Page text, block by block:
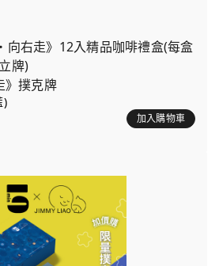
向右走》12入精品咖啡禮盒(每盒
牌)
》撲克牌
)
加入購物車